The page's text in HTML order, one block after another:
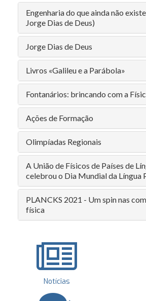
Engenharia do que ainda não
Jorge Dias de Deus)
Jorge Dias de Deus
Livros «Galileu e a Parábola»
Fontanários: brincando com a
Ações de Formação
Olimpíadas Regionais
A União de Físicos de Países de
celebrou o Dia Mundial da Língua
PLANCKS 2021 - Um spin nas
física
Notícias